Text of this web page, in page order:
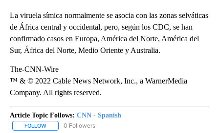
La viruela símica normalmente se asocia con las zonas selváticas
de África central y occidental, pero, según los CDC, se han
confirmado casos en Europa, América del Norte, América del
Sur, África del Norte, Medio Oriente y Australia.
The-CNN-Wire
™ & © 2022 Cable News Network, Inc., a WarnerMedia
Company. All rights reserved.
Article Topic Follows: CNN - Spanish
FOLLOW FOLLOW "CNN - SPANISH" TO RECEIVE NOTIFICATIONS ABOUT
0 Followers